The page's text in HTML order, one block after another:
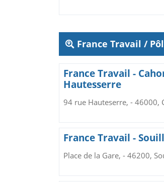
France Travail /
France Travail -
Hautesserre
94 rue Hauteserre, - 46000,
France Travail -
Place de la Gare, - 46200,